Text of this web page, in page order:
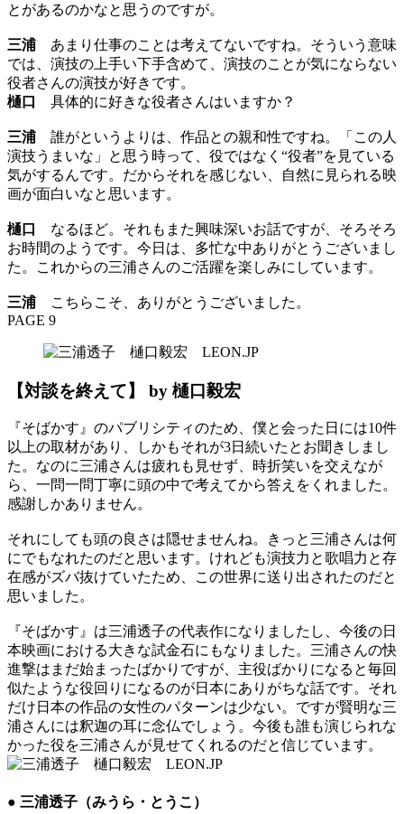
とがあるのかなと思うのですが。
三浦 あまり仕事のことは考えてないですね。そういう意味
では、演技の上手い下手含めて、演技のことが気にならない
役者さんの演技が好きです。
樋口
具体的に好きな役者さんはいますか？
三浦 誰がというよりは、作品との親和性ですね。「この人
演技うまいな」と思う時って、役ではなく“役者”を見ている
気がするんです。だからそれを感じない、自然に見られる映
画が面白いなと思います。
樋口
なるほど。それもまた興味深いお話ですが、そろそろ
お時間のようです。今日は、多忙な中ありがとうございまし
た。これからの三浦さんのご活躍を楽しみにしています。
三浦 こちらこそ、ありがとうございました。
PAGE 9
【対談を終えて】 by 樋口毅宏
『そばかす』のパブリシティのため、僕と会った日には10件
以上の取材があり、しかもそれが3日続いたとお聞きしまし
た。なのに三浦さんは疲れも見せず、時折笑いを交えなが
ら、一問一問丁寧に頭の中で考えてから答えをくれました。
感謝しかありません。
それにしても頭の良さは隠せませんね。きっと三浦さんは何
にでもなれたのだと思います。けれども演技力と歌唱力と存
在感がズバ抜けていたため、この世界に送り出されたのだと
思いました。
『そばかす』は三浦透子の代表作になりましたし、今後の日
本映画における大きな試金石にもなりました。三浦さんの快
進撃はまだ始まったばかりですが、主役ばかりになると毎回
似たような役回りになるのが日本にありがちな話です。それ
だけ日本の作品の女性のパターンは少ない。ですが賢明な三
浦さんには釈迦の耳に念仏でしょう。今後も誰も演じられな
かった役を三浦さんが見せてくれるのだと信じています。
● 三浦透子（みうら・とうこ）